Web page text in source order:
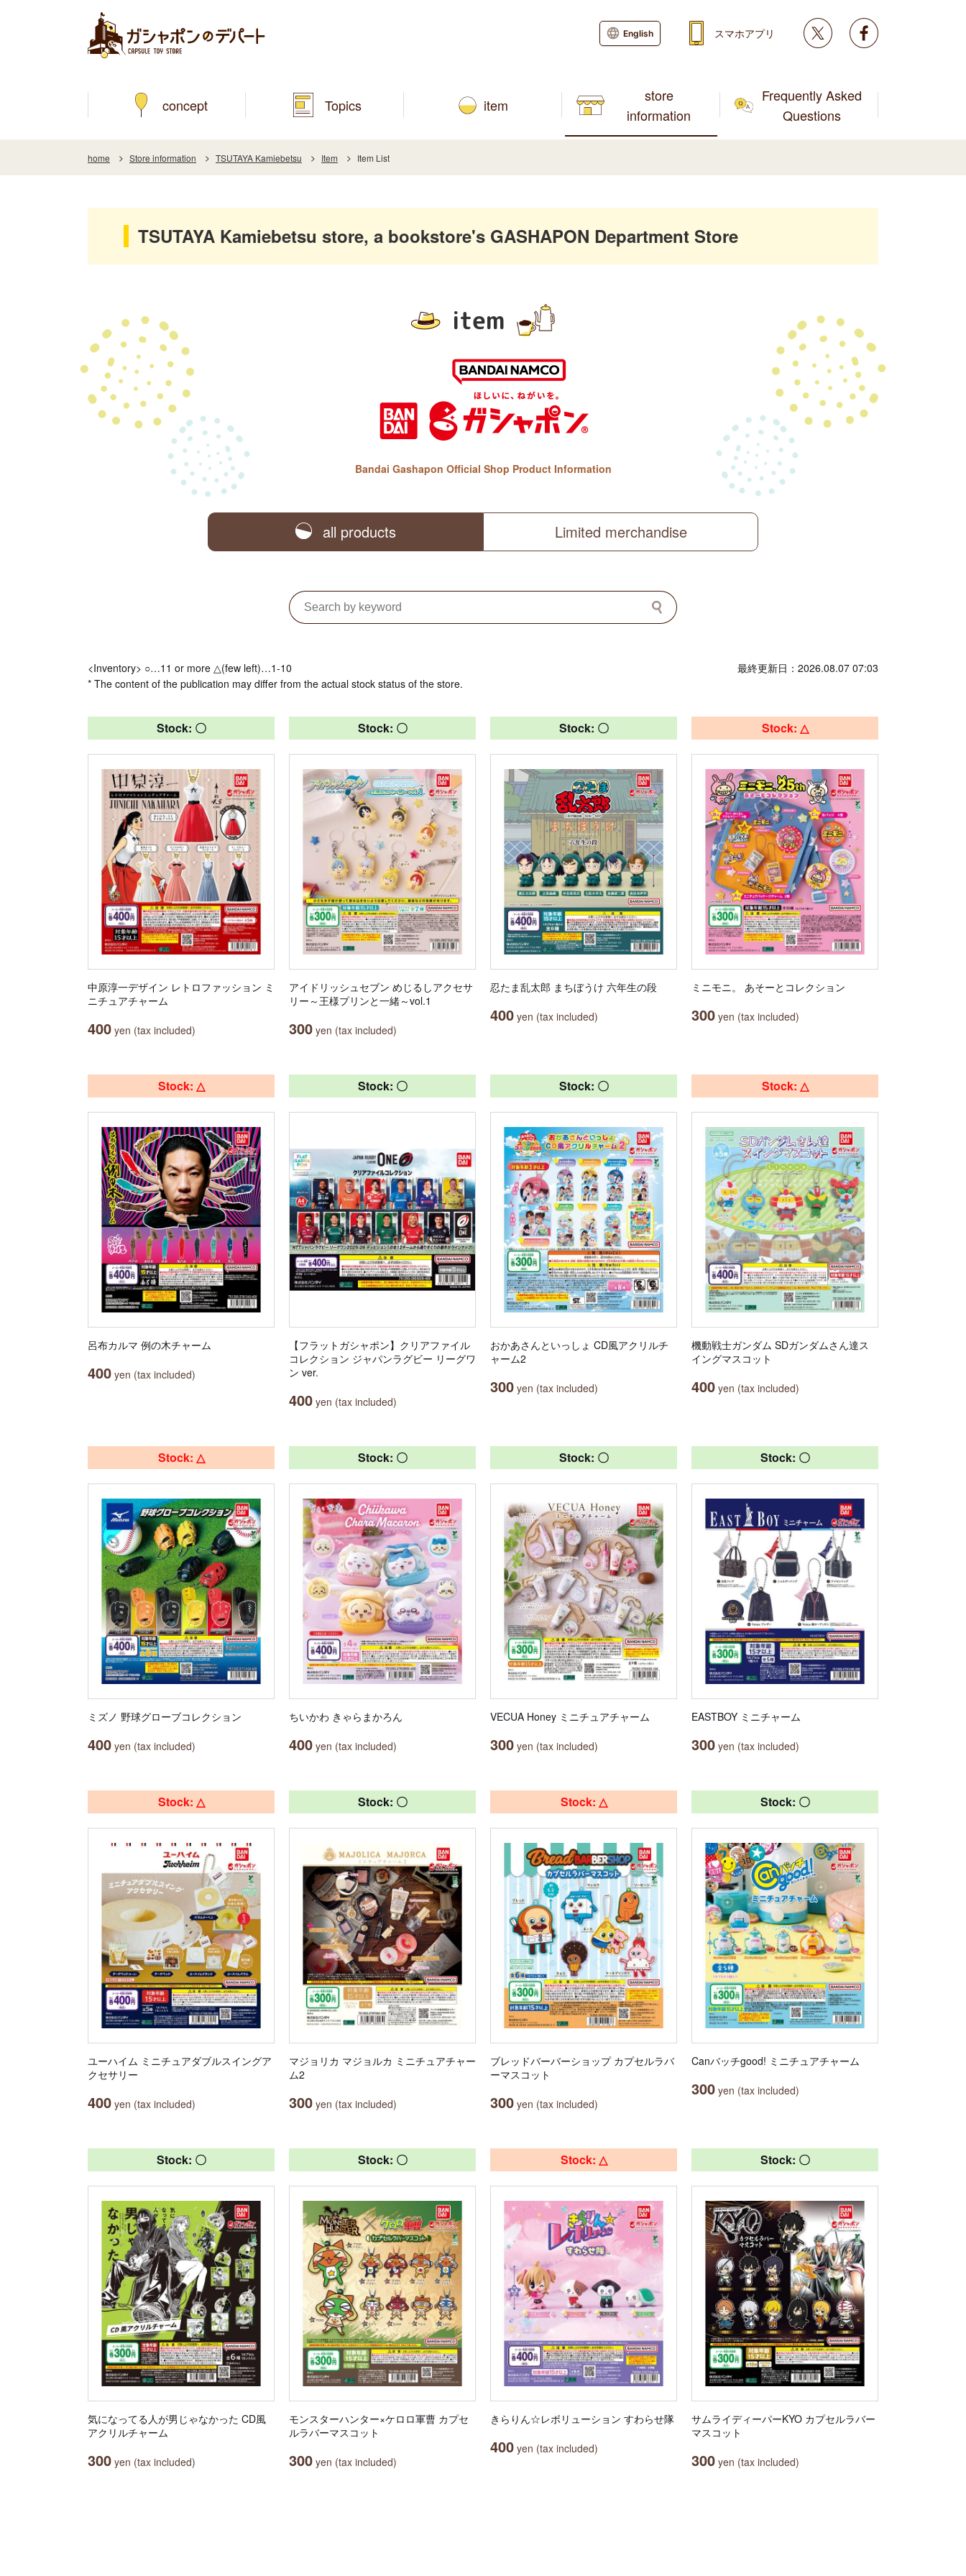
concept Topics item
store
information
Frequently Asked
Questions
English スマホアプリ Twitter
home Store information TSUTAYA Kamiebetsu Item Item List
TSUTAYA Kamiebetsu store, a bookstore's GASHAPON Department Store
item
Bandai Gashapon Official Shop Product Information
all products Limited merchandise
<Inventory> ○…11 or more △(few left)…1-10
* The content of the publication may differ from the actual stock status of the store.
Last updated: 2026.08.07 07:03
Stock: 〇
中原淳一デザイン レトロファッション ミ
ニチュアチャーム
400 yen (tax included)
Stock: 〇
アイドリッシュセブン めじるしアクセサ
リー～王様プリンと一緒～vol.1
300 yen (tax included)
Stock: 〇
忍たま乱太郎 まちぼうけ 六年生の段
400 yen (tax included)
Stock: △
ミニモニ。 あそーとコレクション
300 yen (tax included)
Stock: △
呂布カルマ 例の木チャーム
400 yen (tax included)
Stock: 〇
【フラットガシャポン】クリアファイル
コレクション ジャパンラグビー リーグワ
ン ver.
400 yen (tax included)
Stock: 〇
おかあさんといっしょ CD風アクリルチ
ャーム2
300 yen (tax included)
Stock: △
機動戦士ガンダム SDガンダムさん達ス
イングマスコット
400 yen (tax included)
Stock: △
ミズノ 野球グローブコレクション
400 yen (tax included)
Stock: 〇
ちいかわ きゃらまかろん
400 yen (tax included)
Stock: 〇
VECUA Honey ミニチュアチャーム
300 yen (tax included)
Stock: 〇
EASTBOY ミニチャーム
300 yen (tax included)
Stock: △
ユーハイム ミニチュアダブルスイングア
クセサリー
400 yen (tax included)
Stock: 〇
マジョリカ マジョルカ ミニチュアチャー
ム2
300 yen (tax included)
Stock: △
ブレッドバーバーショップ カプセルラバ
ーマスコット
300 yen (tax included)
Stock: 〇
Canバッチgood! ミニチュアチャーム
300 yen (tax included)
Stock: 〇
気になってる人が男じゃなかった CD風
アクリルチャーム
300 yen (tax included)
Stock: 〇
モンスターハンター×ケロロ軍曹 カプセ
ルラバーマスコット
300 yen (tax included)
Stock: △
きらりん☆レボリューション すわらせ隊
400 yen (tax included)
Stock: 〇
サムライディーパーKYO カプセルラバー
マスコット
300 yen (tax included)